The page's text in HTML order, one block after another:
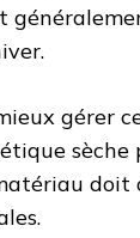
gérer
sèche